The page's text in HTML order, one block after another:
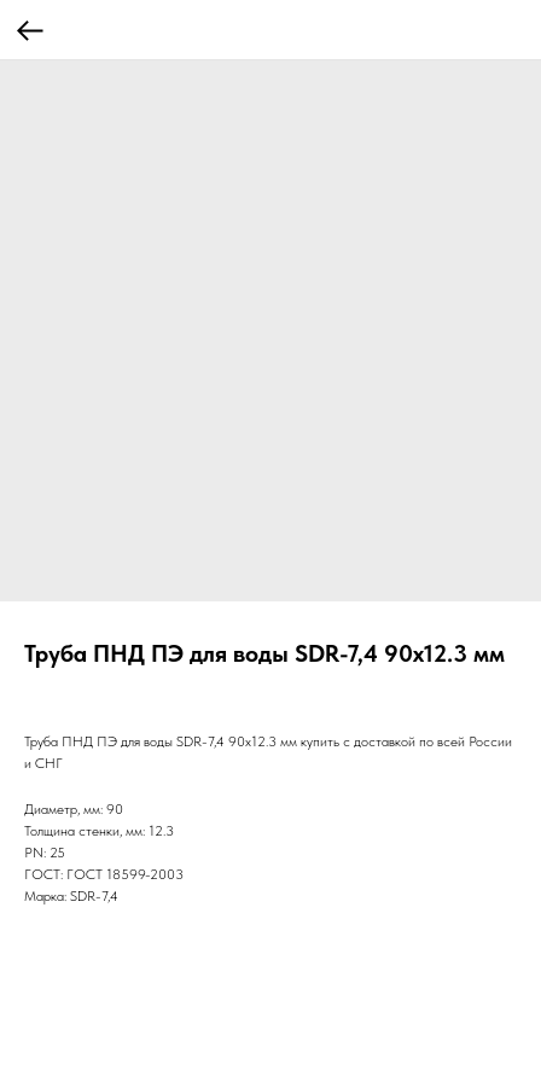
Труба ПНД ПЭ для воды SDR-7,4 90х12.3 мм
Труба ПНД ПЭ для воды SDR-7,4 90х12.3 мм купить с доставкой по всей России
и СНГ
Диаметр, мм: 90
Толщина стенки, мм: 12.3
PN: 25
ГОСТ: ГОСТ 18599-2003
Марка: SDR-7,4